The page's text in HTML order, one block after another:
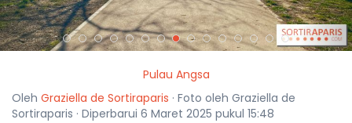
Pulau Angsa
Oleh Graziella de Sortiraparis · Foto oleh Graziella de
Sortiraparis · Diperbarui 6 Maret 2025 pukul 15:48